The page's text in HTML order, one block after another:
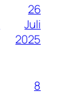
26
Juli
2025
8